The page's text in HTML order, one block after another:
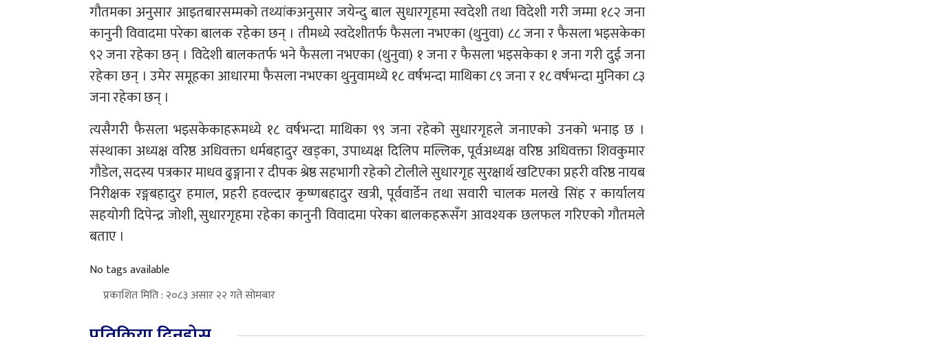
गौतमका अनुसार आइतबारसम्मको तथ्यांकअनुसार जयेन्दु बाल सुधारगृहमा स्वदेशी तथा विदेशी गरी जम्मा १८२ जना
कानुनी विवादमा परेका बालक रहेका छन् । तीमध्ये स्वदेशीतर्फ फैसला नभएका (थुनुवा) ८८ जना र फैसला भइसकेका
९२ जना रहेका छन् । विदेशी बालकतर्फ भने फैसला नभएका (थुनुवा) १ जना र फैसला भइसकेका १ जना गरी दुई जना
रहेका छन् । उमेर समूहका आधारमा फैसला नभएका थुनुवामध्ये १८ वर्षभन्दा माथिका ८९ जना र १८ वर्षभन्दा मुनिका ८३
जना रहेका छन् ।
त्यसैगरी फैसला भइसकेकाहरूमध्ये १८ वर्षभन्दा माथिका ९९ जना रहेको सुधारगृहले जनाएको उनको भनाइ छ ।
संस्थाका अध्यक्ष वरिष्ठ अधिवक्ता धर्मबहादुर खड्का, उपाध्यक्ष दिलिप मल्लिक, पूर्वअध्यक्ष वरिष्ठ अधिवक्ता शिवकुमार
गौडेल, सदस्य पत्रकार माधव ढुङ्गाना र दीपक श्रेष्ठ सहभागी रहेको टोलीले सुधारगृह सुरक्षार्थ खटिएका प्रहरी वरिष्ठ नायब
निरीक्षक रङ्गबहादुर हमाल, प्रहरी हवल्दार कृष्णबहादुर खत्री, पूर्ववार्डेन तथा सवारी चालक मलखे सिंह र कार्यालय
सहयोगी दिपेन्द्र जोशी, सुधारगृहमा रहेका कानुनी विवादमा परेका बालकहरूसँग आवश्यक छलफल गरिएको गौतमले
बताए ।
No tags available
प्रकाशित मिति : २०८३ असार २२ गते सोमबार